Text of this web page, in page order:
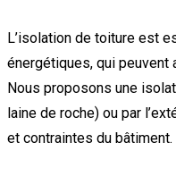
L’isolation de toiture est
énergétiques, qui peuvent
Nous proposons une
laine de roche) ou par
et contraintes du bâtiment.